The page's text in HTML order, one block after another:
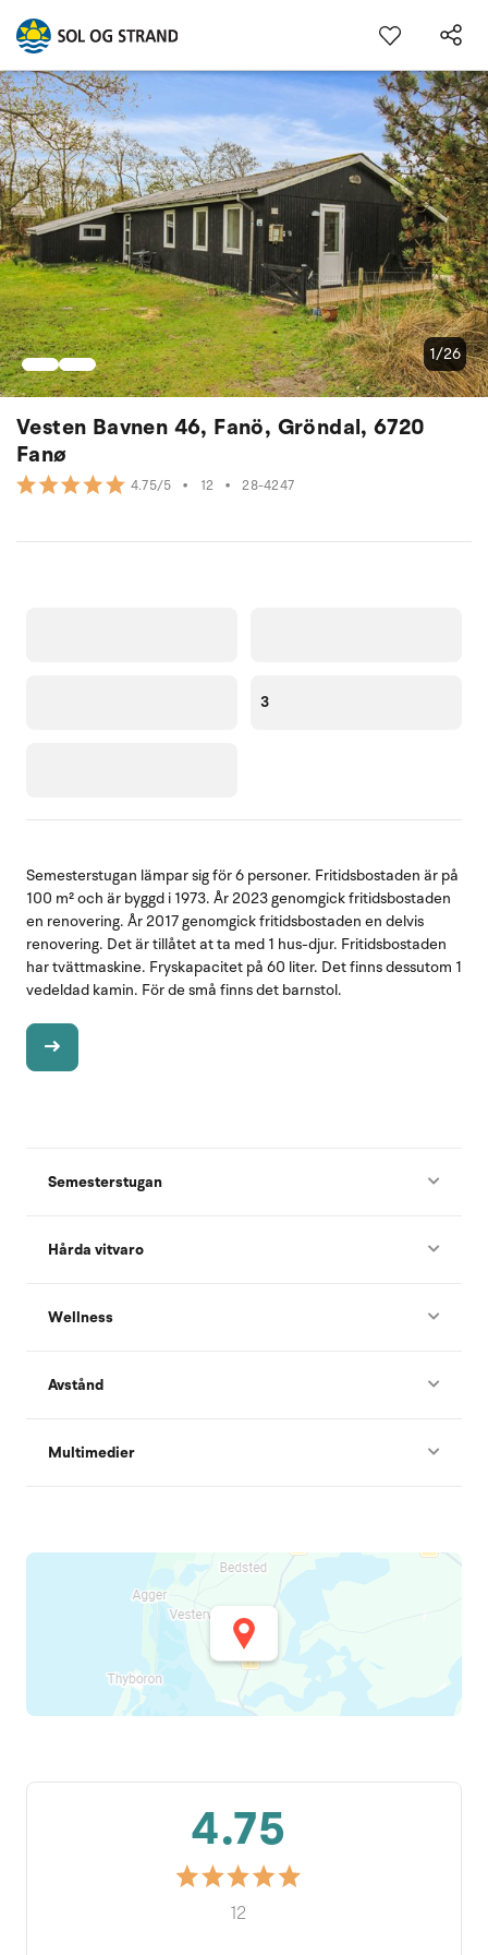
Vesten Bavnen 46, Fanö, Gröndal, 6720
Fanø
4.75/5 • 12 • 28-4247
1/26
3
Semesterstugan lämpar sig för 6 personer. Fritidsbostaden är på
100 m² och är byggd i 1973. År 2023 genomgick fritidsbostaden
en renovering. År 2017 genomgick fritidsbostaden en delvis
renovering. Det är tillåtet at ta med 1 hus-djur. Fritidsbostaden
har tvättmaskine. Fryskapacitet på 60 liter. Det finns dessutom 1
vedeldad kamin. För de små finns det barnstol.
Semesterstugan
Hårda vitvaro
Wellness
Avstånd
Multimedier
4.75
12